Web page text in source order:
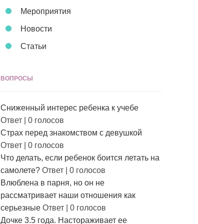
Мероприятия
Новости
Статьи
ВОПРОСЫ
Сниженный интерес ребенка к учебе
Ответ
0 голосов
Страх перед знакомством с девушкой
Ответ
0 голосов
Что делать, если ребенок боится летать на
самолете? Ответ
0 голосов
Влюблена в парня, но он не
рассматривает наши отношения как
серьезные Ответ
0 голосов
Дочке 3.5 года. Настораживает ее